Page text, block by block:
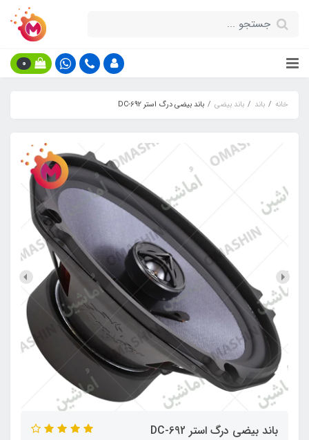
0
خانه باند باند بیضی باند بیضی درگ استر DC-692
باند بیضی درگ استر DC-692